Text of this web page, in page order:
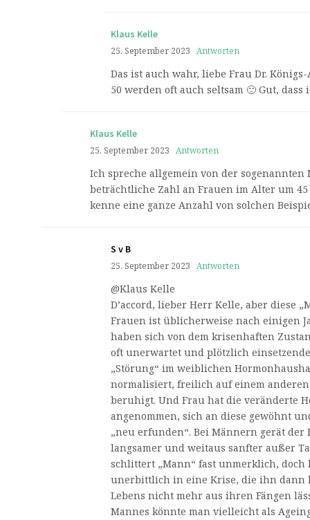
Klaus Kelle
25. September 2023 Antworten
Das ist auch wahr, liebe Frau Dr.
50 werden oft auch seltsam 🙂 Gut,
Klaus Kelle
25. September 2023 Antworten
Ich spreche allgemein von der
beträchtliche Zahl an Frauen im Alter um 45
kenne eine ganze Anzahl von solchen
S v B
25. September 2023 Antworten
@Klaus Kelle
D’accord, lieber Herr Kelle, aber diese
Frauen ist üblicherweise nach einigen
haben sich von dem krisenhaften
oft unerwartet und plötzlich
„Störung“ im weiblichen
normalisiert, freilich auf einem anderen
beruhigt. Und Frau hat die veränderte
angenommen, sich an diese gewöhnt
„neu erfunden“. Bei Männern gerät der
langsamer und weitaus sanfter außer
schlittert „Mann“ fast unmerklich, doch
unerbittlich in eine Krise, die ihn dann
Lebens nicht mehr aus ihren Fängen
Mannes könnte man vielleicht als